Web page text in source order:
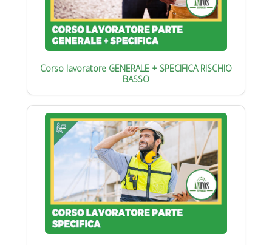
Corso lavoratore GENERALE + SPECIFICA RISCHIO
BASSO